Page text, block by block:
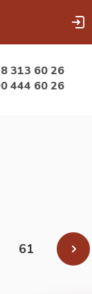
313 60 26
444 60 26
61